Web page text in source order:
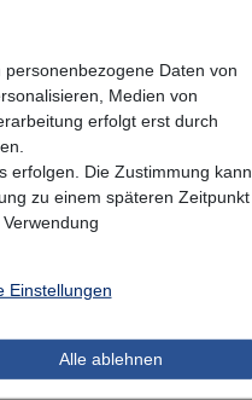
Daten von
Medien von
erfolgt erst durch
erfolgen. Die Zustimmung kann
zu einem späteren Zeitpunkt
Einstellungen
Alle ablehnen